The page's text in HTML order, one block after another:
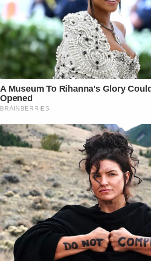
A Museum To Rihanna's Glory
Opened
BRAINBERRIES